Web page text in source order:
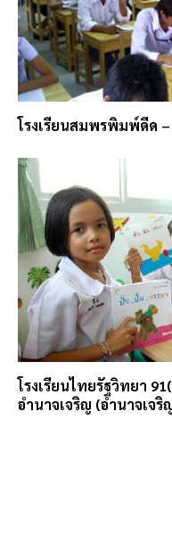
โรงเรียนสมพรพิมพ์ดีด –
โรงเรียนไทยรัฐวิทยา
อำนาจเจริญ (อำนาจเจริ